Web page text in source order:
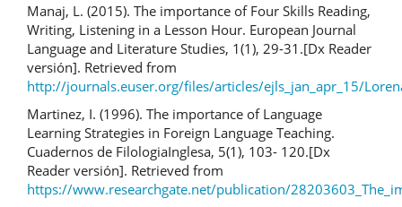
Manaj, L. (2015). The importance of Four Skills Reading,
Writing, Listening in a Lesson Hour. European Journal
Language and Literature Studies, 1(1), 29-31.[Dx Reader
versión]. Retrieved from
http://journals.euser.org/files/articles/ejls_jan_apr_15/
Martinez, I. (1996). The importance of Language
Learning Strategies in Foreign Language Teaching.
Cuadernos de FilologiaInglesa, 5(1), 103- 120.[Dx
Reader versión]. Retrieved from
https://www.researchgate.net/publication/